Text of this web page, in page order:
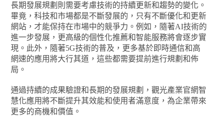
長期發展規劃則需要考慮技術的持續更新和趨勢的變化。
畢竟，科技和市場都是不斷發展的，只有不斷優化和更新
網站，才能保持在市場中的競爭力。例如，隨著AI技術的
進一步發展，更高級的個性化推薦和智能服務將會逐步實
現。此外，隨著5G技術的普及，更多基於即時通信和高
網速的應用將大行其道，這些都需要提前進行規劃和佈
局。
通過持續的成果驗證和長期的發展規劃，觀光產業官網智
慧化應用將不斷提升其效能和使用者滿意度，為企業帶來
更多的商機和價值。